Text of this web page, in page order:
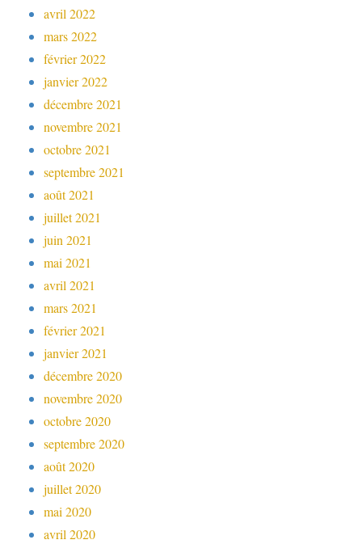
avril 2022
mars 2022
février 2022
janvier 2022
décembre 2021
novembre 2021
octobre 2021
septembre 2021
août 2021
juillet 2021
juin 2021
mai 2021
avril 2021
mars 2021
février 2021
janvier 2021
décembre 2020
novembre 2020
octobre 2020
septembre 2020
août 2020
juillet 2020
mai 2020
avril 2020